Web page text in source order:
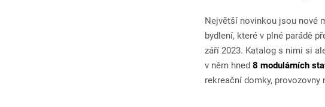
Největší novinkou jsou nové
bydlení, které v plné parádě
září 2023. Katalog s nimi si
v něm hned 8 modulárních
rekreační domky, provozovny